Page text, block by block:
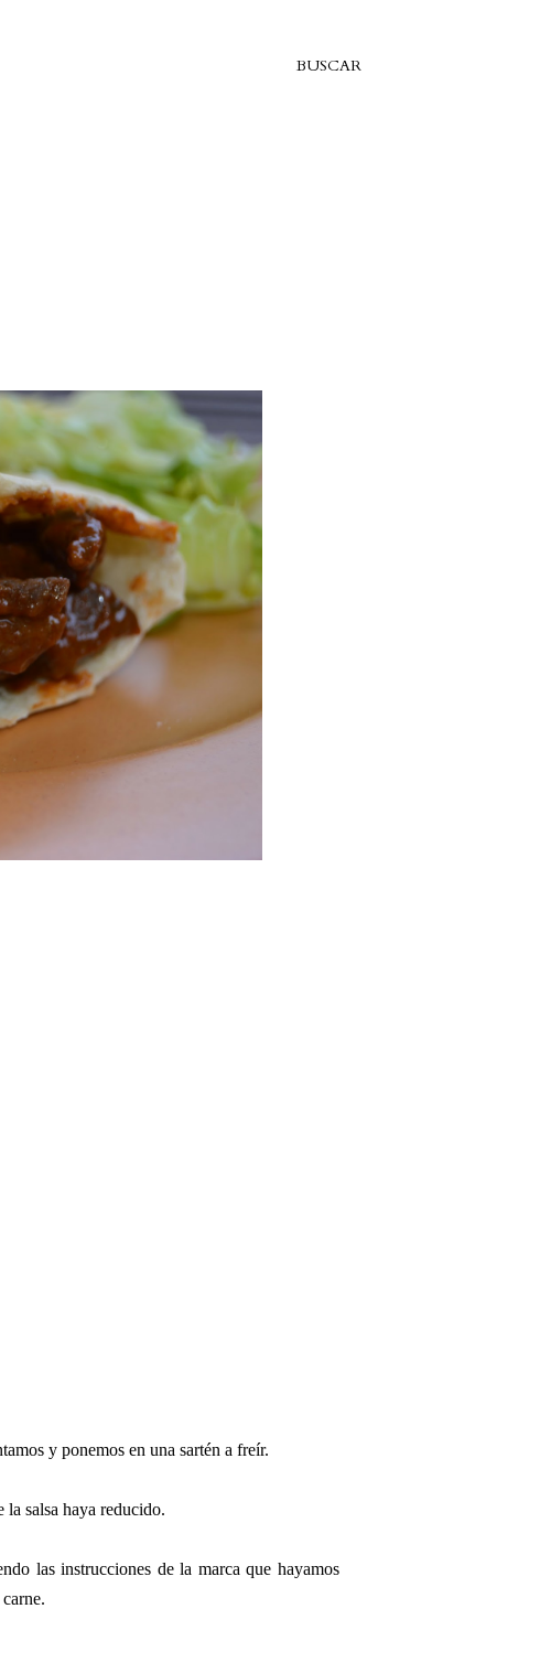
BUSCAR
y ponemos en una sartén a freír.
la salsa haya reducido.
las instrucciones de la marca que hayamos